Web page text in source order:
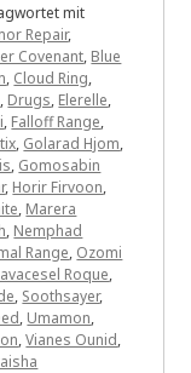
mit
Repair,
Covenant, Blue
, Cloud Ring,
, Drugs, Elerelle,
, Falloff Range,
, Golarad Hjom,
, Gomosabin
, Horir Firvoon,
, Marera
, Nemphad
Range, Ozomi
Roque,
, Soothsayer,
, Umamon,
,Vianes Ounid,